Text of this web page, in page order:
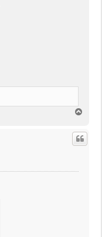
h
o